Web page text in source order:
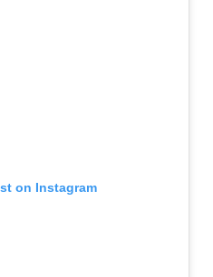
on Instagram